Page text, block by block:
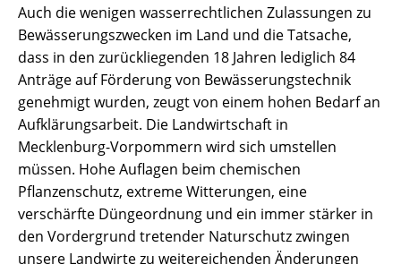
Auch die wenigen wasserrechtlichen Zulassungen zu
Bewässerungszwecken im Land und die Tatsache,
dass in den zurückliegenden 18 Jahren lediglich 84
Anträge auf Förderung von Bewässerungstechnik
genehmigt wurden, zeugt von einem hohen Bedarf an
Aufklärungsarbeit. Die Landwirtschaft in
Mecklenburg-Vorpommern wird sich umstellen
müssen. Hohe Auflagen beim chemischen
Pflanzenschutz, extreme Witterungen, eine
verschärfte Düngeordnung und ein immer stärker in
den Vordergrund tretender Naturschutz zwingen
unsere Landwirte zu weitereichenden Änderungen